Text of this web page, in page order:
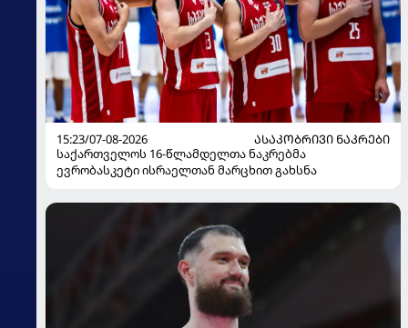
15:23/07-08-2026
ᲐᲡᲐᲙᲝᲑᲠᲘᲕᲘ ᲜᲐᲙᲠᲔᲑᲘ
საქართველოს 16-წლამდელთა ნაკრებმა
ევრობასკეტი ისრაელთან მარცხით გახსნა